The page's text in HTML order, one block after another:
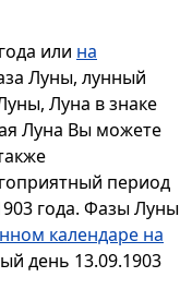
или на
Луны, лунный
Луна в знаке
Луна Вы можете
период
года. Фазы Луны
календаре на
день 13.09.1903